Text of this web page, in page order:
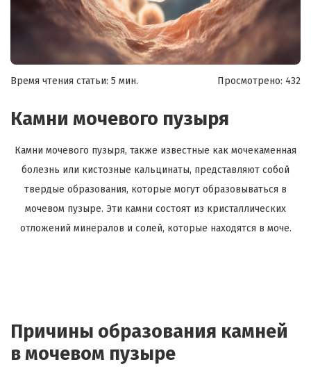
Время чтения статьи: 5 мин. Просмотрено: 432
Камни мочевого пузыря
Камни мочевого пузыря, также известные как мочекаменная
болезнь или кистозные кальцинаты, представляют собой
твердые образования, которые могут образовываться в
мочевом пузыре. Эти камни состоят из кристаллических
отложений минералов и солей, которые находятся в моче.
Причины образования камней
в мочевом пузыре